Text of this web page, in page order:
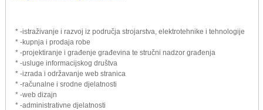
* -istraživanje i razvoj iz područja strojarstva, elektrotehnike i tehnologije
* -kupnja i prodaja robe
* -projektiranje i građenje građevina te stručni nadzor građenja
* -usluge informacijskog društva
* -izrada i održavanje web stranica
* -računalne i srodne djelatnosti
* -web dizajn
* -administrativne djelatnosti